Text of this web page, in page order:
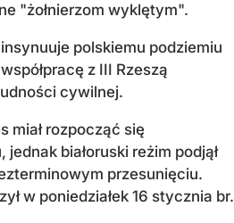
"żołnierzom wyklętym".
polskiemu podziemiu
z III Rzeszą
cywilnej.
miał rozpocząć się
białoruski reżim podjął
przesunięciu.
w poniedziałek 16 stycznia br.